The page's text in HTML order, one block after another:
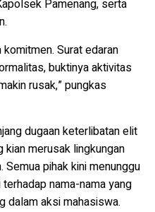
Pamenang, serta
komitmen. Surat edaran
buktinya aktivitas
rusak,” pungkas
dugaan keterlibatan elit
kian merusak lingkungan
Semua pihak kini menunggu
nama-nama yang
dalam aksi mahasiswa.